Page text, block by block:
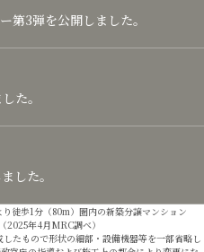
第3弾を公開しました。
た。
した。
徒歩1分（80m）圏内の新築分譲マンション
2025年4月MRC調べ）
たもので形状の細部・設備機器等を一部省略し